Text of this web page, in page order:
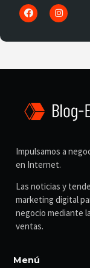
Impulsamos a
en Internet.
Las noticias y
marketing digital
negocio mediante
ventas.
Menú